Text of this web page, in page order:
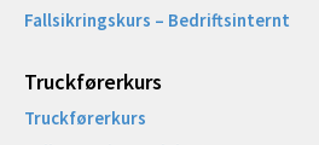
Fallsikringskurs – Bedriftsinternt
Truckførerkurs
Truckførerkurs